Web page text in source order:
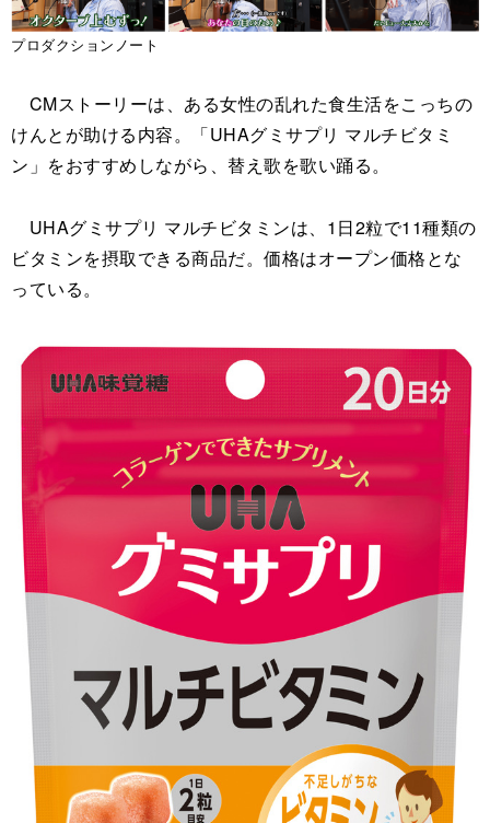
プロダクションノート
CMストーリーは、ある女性の乱れた食生活をこっちの
けんとが助ける内容。「UHAグミサプリ マルチビタミ
ン」をおすすめしながら、替え歌を歌い踊る。
UHAグミサプリ マルチビタミンは、1日2粒で11種類の
ビタミンを摂取できる商品だ。価格はオープン価格とな
っている。